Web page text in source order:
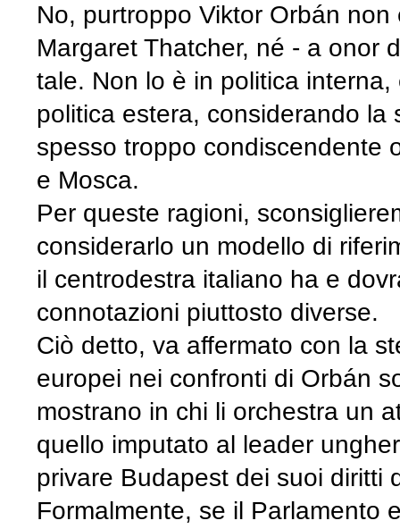
No, purtroppo Viktor Orbán
Margaret Thatcher, né - a onor
tale. Non lo è in politica
politica estera, considerando
spesso troppo condiscendente
e Mosca.
Per queste ragioni,
considerarlo un modello di
il centrodestra italiano ha e
connotazioni piuttosto diverse.
Ciò detto, va affermato con la
europei nei confronti di Orbán
mostrano in chi li orchestra un
quello imputato al leader
privare Budapest dei suoi diritti
Formalmente, se il Parlamento